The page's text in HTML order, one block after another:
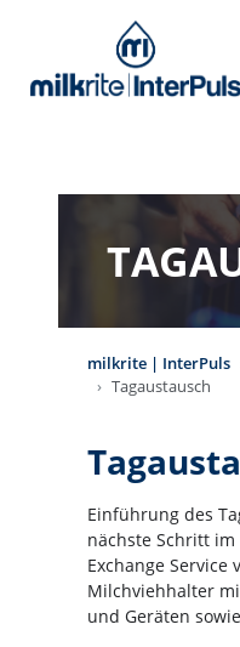
milkrite | InterPuls
Tagaustausch
Einführung des
nächste Schritt
Exchange Service
Milchviehhalter
und Geräten